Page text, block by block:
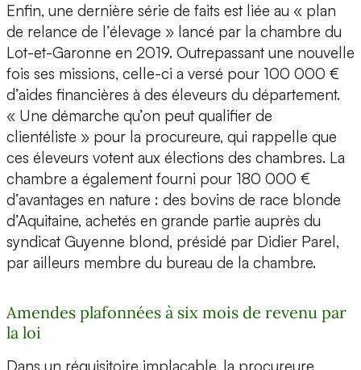
Enfin, une dernière série de faits est liée au « plan
de relance de l’élevage » lancé par la chambre du
Lot-et-Garonne en 2019. Outrepassant une nouvelle
fois ses missions, celle-ci a versé pour 100 000 €
d’aides financières à des éleveurs du département.
« Une démarche qu’on peut qualifier de
clientéliste » pour la procureure, qui rappelle que
ces éleveurs votent aux élections des chambres. La
chambre a également fourni pour 180 000 €
d’avantages en nature : des bovins de race blonde
d’Aquitaine, achetés en grande partie auprès du
syndicat Guyenne blond, présidé par Didier Parel,
par ailleurs membre du bureau de la chambre.
Amendes plafonnées à six mois de revenu par
la loi